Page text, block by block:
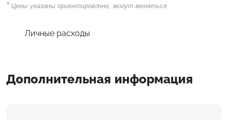
* Цены указаны ориентировочно, могут меняться
Личные расходы
Дополнительная информация